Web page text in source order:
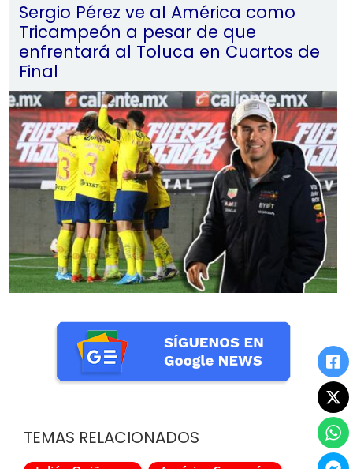
Sergio Pérez ve al América como
Tricampeón a pesar de que
enfrentará al Toluca en Cuartos de
Final
TEMAS RELACIONADOS